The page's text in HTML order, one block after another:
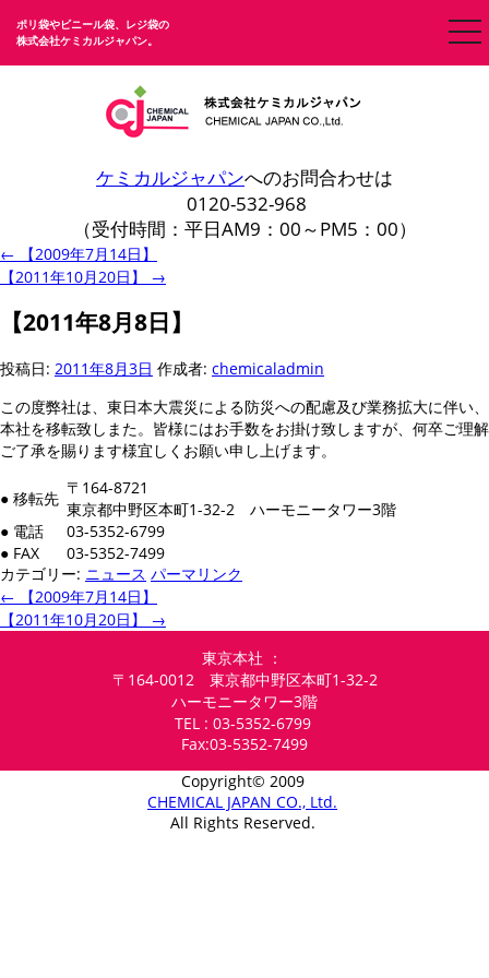
ポリ袋やビニール袋、レジ袋の
株式会社ケミカルジャパン。
ケミカルジャパンへのお問合わせは
0120-532-968
（受付時間：平日AM9：00～PM5：00）
←
【2009年7月14日】
【2011年10月20日】 →
【2011年8月8日】
投稿日: 2011年8月3日 作成者: chemicaladmin
この度弊社は、東日本大震災による防災への配慮及び業務拡大に伴い、
本社を移転致しまた。皆様にはお手数をお掛け致しますが、何卒ご理解
ご了承を賜ります様宜しくお願い申し上げます。
● 移転先
〒164-8721
東京都中野区本町1-32-2 ハーモニータワー3階
● 電話
03-5352-6799
● FAX
03-5352-7499
カテゴリー: ニュース パーマリンク
←
【2009年7月14日】
【2011年10月20日】 →
東京本社 ：
〒164-0012 東京都中野区本町1-32-2
ハーモニータワー3階
TEL : 03-5352-6799
Fax:03-5352-7499
Copyright© 2009
CHEMICAL JAPAN CO., Ltd.
All Rights Reserved.